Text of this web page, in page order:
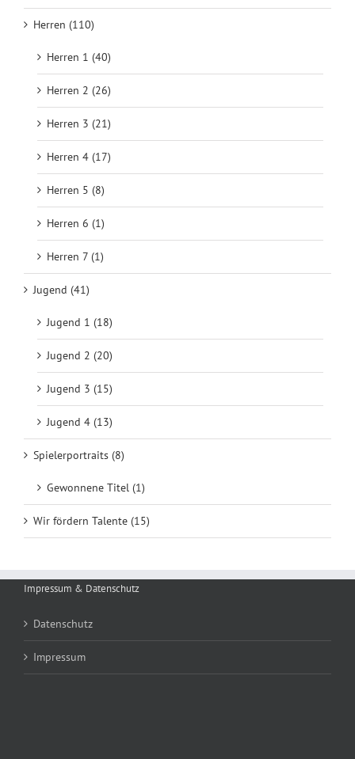
Herren (110)
Herren 1 (40)
Herren 2 (26)
Herren 3 (21)
Herren 4 (17)
Herren 5 (8)
Herren 6 (1)
Herren 7 (1)
Jugend (41)
Jugend 1 (18)
Jugend 2 (20)
Jugend 3 (15)
Jugend 4 (13)
Spielerportraits (8)
Gewonnene Titel (1)
Wir fördern Talente (15)
Impressum & Datenschutz
Datenschutz
Impressum